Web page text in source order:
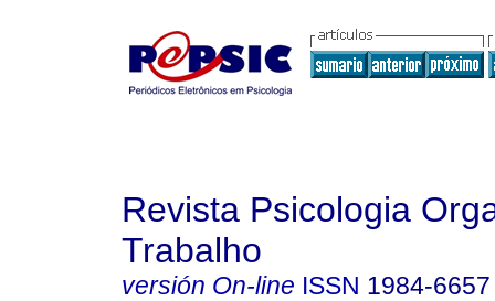
Revista Psicologia
Trabalho
versión On-line ISSN 1984-6657